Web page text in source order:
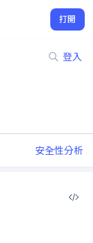
打開
登入
安全性分析